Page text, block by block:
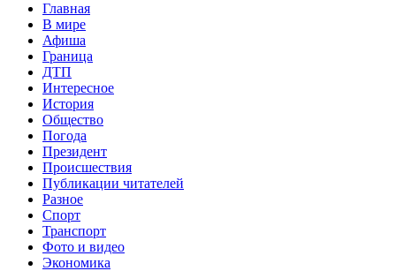
Главная
В мире
Афиша
Граница
ДТП
Интересное
История
Общество
Погода
Президент
Происшествия
Публикации читателей
Разное
Спорт
Транспорт
Фото и видео
Экономика